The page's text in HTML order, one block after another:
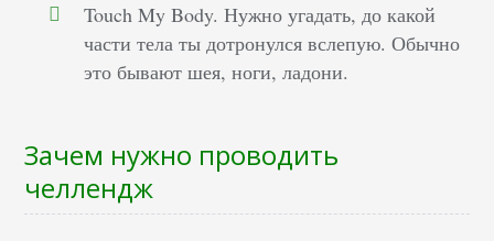
Touch My Body. Нужно угадать, до какой
части тела ты дотронулся вслепую. Обычно
это бывают шея, ноги, ладони.
Зачем нужно проводить
челлендж